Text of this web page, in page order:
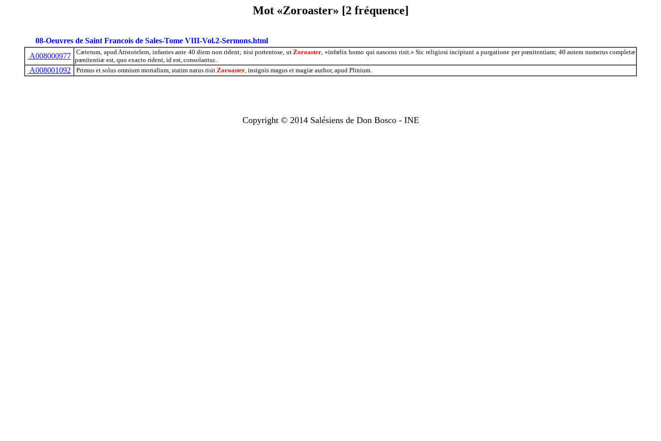
Mot «Zoroaster» [2 fréquence]
08-Oeuvres de Saint Francois de Sales-Tome VIII-Vol.2-Sermons.html
A008000977
Cæterum, apud Aristotelem, infantes ante 40 diem non rident; nisi portentose, ut Zoroaster , «infœlix homo qui nascens risit.» Sic religiosi incipiunt a purgatione per pœnitentiam; 40 autem numerus completæ
pœnitentiæ est, quo exacto rident, id est, consolantur..
A008001092 Primus et solus omnium mortalium, statim natus risit Zoroaster , insignis magus et magiæ author, apud Plinium.
Copyright © 2014 Salésiens de Don Bosco - INE